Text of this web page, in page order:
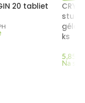
20 tabliet
ks
5,85
Na